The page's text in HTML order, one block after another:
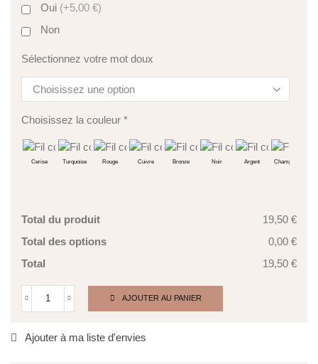
Oui (+5,00 €)
Non
Sélectionnez votre mot doux
Choisissez la couleur *
Cerise Turquoise Rouge Cuivre Bronze Noir Argent
Total du produit
19,50 €
Total des options
0,00 €
Total
19,50 €
AJOUTER AU PANIER
Ajouter à ma liste d'envies